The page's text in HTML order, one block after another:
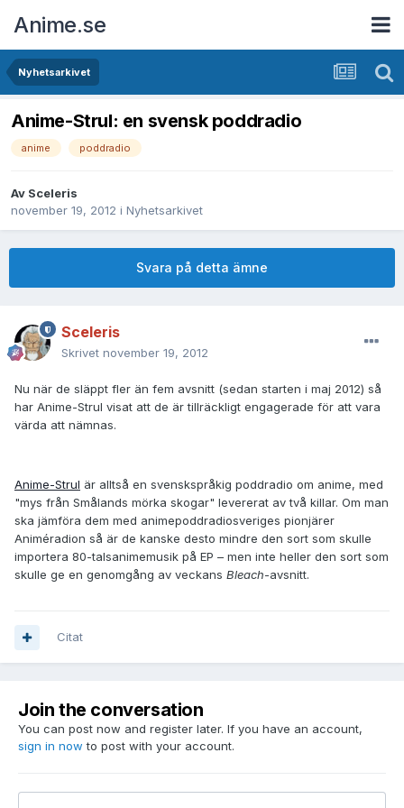
Anime.se
Nyhetsarkivet
Anime-Strul: en svensk poddradio
anime poddradio
Av Sceleris
november 19, 2012 i Nyhetsarkivet
Svara på detta ämne
Sceleris
Skrivet november 19, 2012
Nu när de släppt fler än fem avsnitt (sedan starten i maj 2012) så
har Anime-Strul visat att de är tillräckligt engagerade för att vara
värda att nämnas.
Anime-Strul är alltså en svenskspråkig poddradio om anime, med
"mys från Smålands mörka skogar" levererat av två killar. Om man
ska jämföra dem med animepoddradiosveriges pionjärer
Animéradion så är de kanske desto mindre den sort som skulle
importera 80-talsanimemusik på EP – men inte heller den sort som
skulle ge en genomgång av veckans Bleach-avsnitt.
Citat
Join the conversation
You can post now and register later. If you have an account,
sign in now to post with your account.